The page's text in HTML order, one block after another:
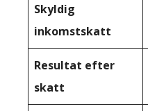
Skyldig
inkomstskatt
Resultat efter
skatt